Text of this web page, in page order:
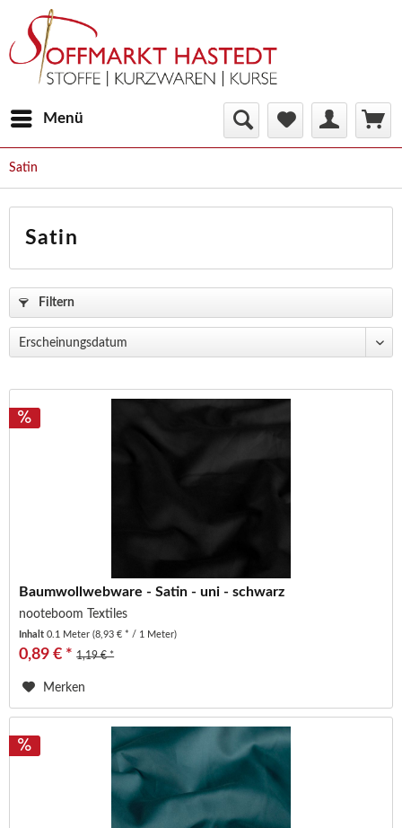
Menü
Satin
Satin
Filtern
Baumwollwebware - Satin - uni - schwarz
nooteboom Textiles
Inhalt0.1 Meter(8,93 € * / 1 Meter)
0,89 € * 1,19 € *
Merken